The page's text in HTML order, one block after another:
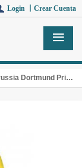
Login 丨 Crear Cuenta
Equipacion 7 SANCHO 2019-2020